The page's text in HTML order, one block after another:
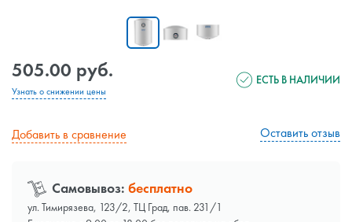
505.00 руб.
Узнать о снижении цены
ЕСТЬ В НАЛИЧИИ
Добавить в сравнение Оставить отзыв
Самовывоз: бесплатно
ул. Тимирязева, 123/2, ТЦ Град, пав. 231/1